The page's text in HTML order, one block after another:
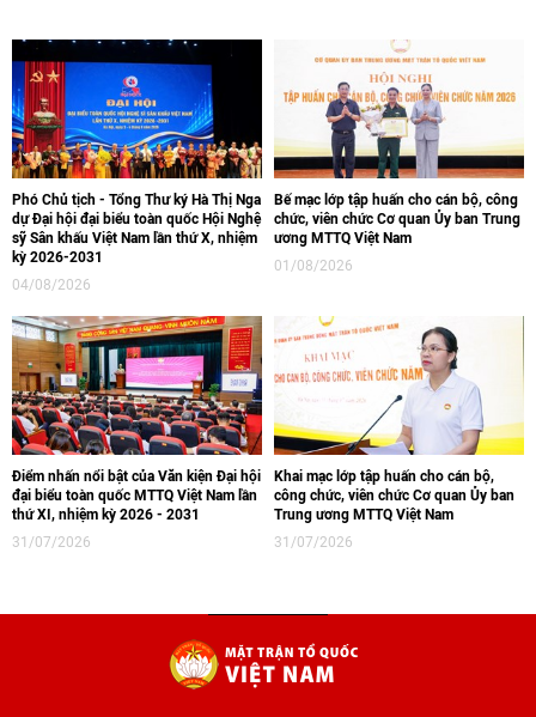
Phó Chủ tịch - Tổng Thư ký Hà Thị Nga
dự Đại hội đại biểu toàn quốc Hội Nghệ
sỹ Sân khấu Việt Nam lần thứ X, nhiệm
kỳ 2026-2031
04/08/2026
Bế mạc lớp tập huấn cho cán bộ, công
chức, viên chức Cơ quan Ủy ban Trung
ương MTTQ Việt Nam
01/08/2026
Điểm nhấn nổi bật của Văn kiện Đại hội
đại biểu toàn quốc MTTQ Việt Nam lần
thứ XI, nhiệm kỳ 2026 - 2031
31/07/2026
Khai mạc lớp tập huấn cho cán bộ,
công chức, viên chức Cơ quan Ủy ban
Trung ương MTTQ Việt Nam
31/07/2026